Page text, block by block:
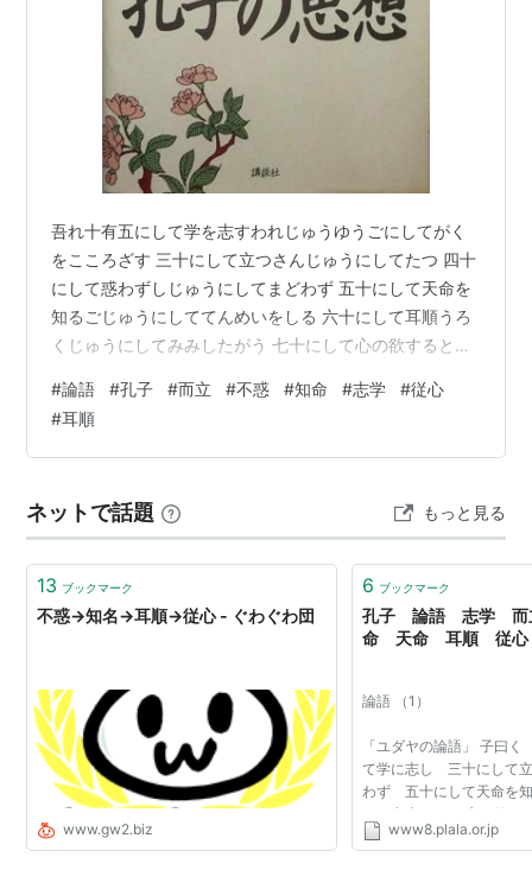
吾れ十有五にして学を志すわれじゅうゆうごにしてがく
をこころざす 三十にして立つさんじゅうにしてたつ 四十
にして惑わずしじゅうにしてまどわず 五十にして天命を
知るごじゅうにしててんめいをしる 六十にして耳順うろ
くじゅうにしてみみしたがう 七十にして心の欲するとこ
るところにしたがい、のりをこえず 私は15歳で学問を志
した。 30歳で信念がかたまり、動揺しなくなった。 40
歳になると、物事の処理、道理の理解の面で不明なとこ
ない境地になった。 60歳になると、意見を聞くだけで事
の善し悪しや相手の品性…
#論語 #孔子 #而立 #不惑 #知命 #志学 #従心
#耳順
ネットで話題 もっと見る
13 ブックマーク
不惑→知名→耳順→従心 - ぐわぐわ団
www.gw2.biz
6 ブックマーク
孔子 論語 志学
命 天命 耳順 従心
論語 （1）
「ユダヤの論語」 子曰
て学に志し 三十にして
わず 五十にして天命を
い 七十にして 心の欲す
り を踰えず」。 意味：
www8.plala.or.jp